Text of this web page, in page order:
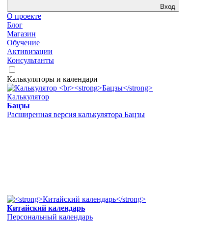
Вход
О проекте
Блог
Магазин
Обучение
Активизации
Консультанты
Калькуляторы и календари
Калькулятор
Бацзы
Расширенная версия калькулятора Бацзы
Китайский календарь
Персональный календарь